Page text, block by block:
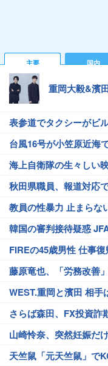
主要 国内
重岡大毅&濱
表参道でタクシーがビ
台風16号が小笠原近海
海上自衛隊の生々しい
秋田県職員、報道対応
教員の性暴力 止まらな
韓国の審判接待疑惑
FIREの45歳男性 仕事
藤原竜也、「労務改善
WEST.重岡と濱田 相手
さらば森田、FX投資詐
山崎怜奈、突然妊娠だ
天竺鼠「元天竺鼠」で